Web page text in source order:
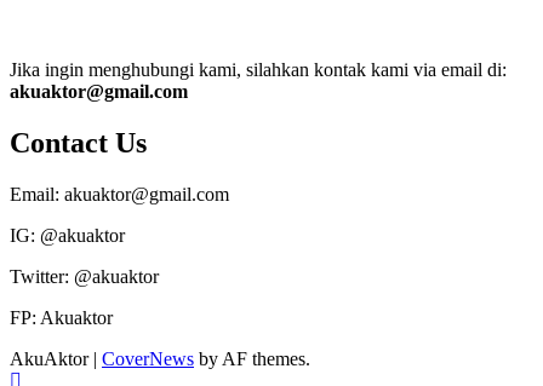
Jika ingin menghubungi kami, silahkan kontak kami via email di:
akuaktor@gmail.com
Contact Us
Email: akuaktor@gmail.com
IG: @akuaktor
Twitter: @akuaktor
FP: Akuaktor
AkuAktor | CoverNews by AF themes.